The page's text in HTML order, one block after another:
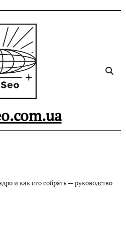
и как его собрать — руководство